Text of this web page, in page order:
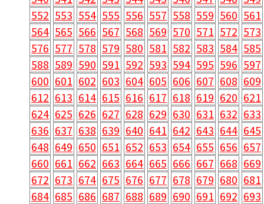
552 553 554 555 556 557 558 559 560 561
564 565 566 567 568 569 570 571 572 573
576 577 578 579 580 581 582 583 584 585
588 589 590 591 592 593 594 595 596 597
600 601 602 603 604 605 606 607 608 609
612 613 614 615 616 617 618 619 620 621
624 625 626 627 628 629 630 631 632 633
636 637 638 639 640 641 642 643 644 645
648 649 650 651 652 653 654 655 656 657
660 661 662 663 664 665 666 667 668 669
672 673 674 675 676 677 678 679 680 681
684 685 686 687 688 689 690 691 692 693